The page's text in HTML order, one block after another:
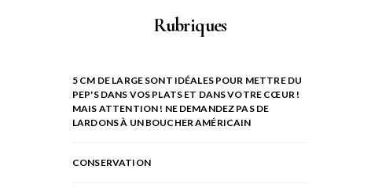
Rubriques
5 CM DE LARGE SONT IDÉALES POUR METTRE DU
PEP'S DANS VOS PLATS ET DANS VOTRE CŒUR !
MAIS ATTENTION ! NE DEMANDEZ PAS DE
LARDONS À UN BOUCHER AMÉRICAIN
CONSERVATION